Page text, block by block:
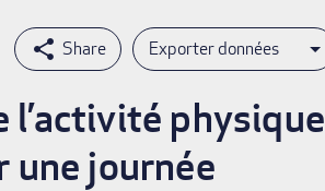
Exporter données
l’activité physique
une journée